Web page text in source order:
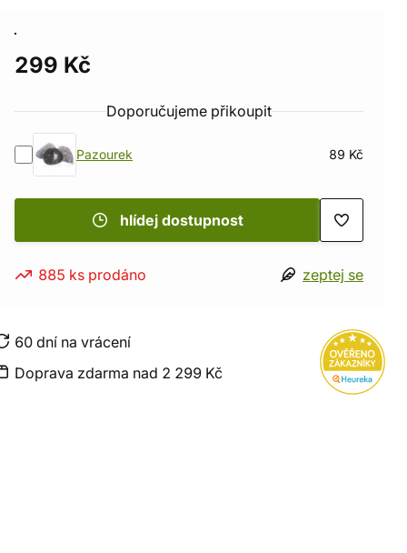
299 Kč
Doporučujeme přikoupit
Pazourek 89 Kč
hlídej dostupnost
885 ks prodáno zeptej se
60 dní na vrácení
Doprava zdarma nad 2 299 Kč